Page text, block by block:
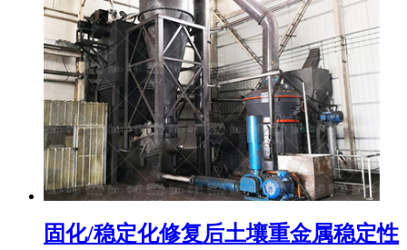
固化/稳定化修复后土壤重金属稳定性